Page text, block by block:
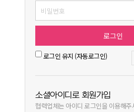
로그인 유지 (자동로그인)
소셜아이디로 회원가입
협력업체는 아이디 로그인을 이용해주